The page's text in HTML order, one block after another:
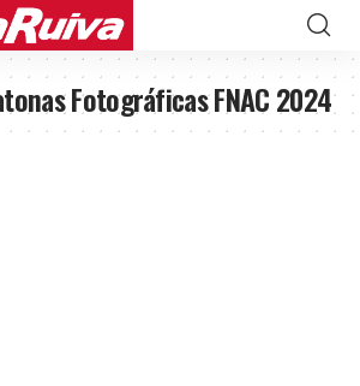
Fotográficas FNAC 2024